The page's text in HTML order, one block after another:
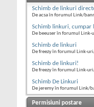
Schimb de linkuri
De acsa în forumul Link/
Schimb linkuri, cumpar
De beeuser în forumul Link-
Schimb de linkuri
De freezy în forumul Link-
Schimb de linkuri!
De freezy în forumul Link-
Schimb De Linkuri
De jeremy în forumul Link/
Permisiuni postare